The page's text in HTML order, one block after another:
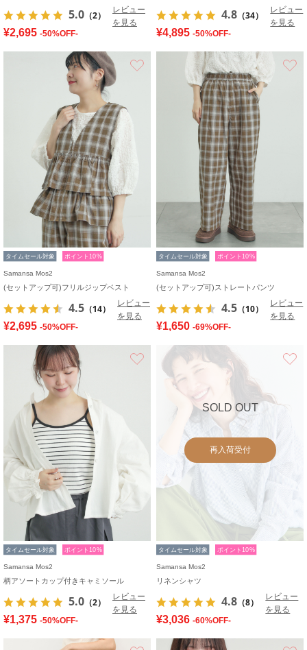
5.0 （2）
レビュー
を見る
¥2,695 -50%OFF-
4.8 （34）
レビュー
を見る
¥4,895 -50%OFF-
タイムセール対象 ポイント10%
Samansa Mos2
(セットアップ可)フリルジップベスト
4.5 （14）
レビュー
を見る
¥2,695 -50%OFF-
タイムセール対象 ポイント10%
Samansa Mos2
(セットアップ可)ストレートパンツ
4.5 （10）
レビュー
を見る
¥1,650 -69%OFF-
お気に入り
タイムセール対象 ポイント10%
Samansa Mos2
柄アソートカップ付きキャミソール
5.0 （2）
レビュー
を見る
¥1,375 -50%OFF-
SOLD OUT
再入荷受付
タイムセール対象 ポイント10%
Samansa Mos2
リネンシャツ
4.8 （8）
レビュー
を見る
¥3,036 -60%OFF-
お気に入り